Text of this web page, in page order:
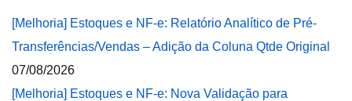
[Melhoria] Estoques e NF-e: Relatório Analítico de Pré-
Transferências/Vendas – Adição da Coluna Qtde Original
07/08/2026
[Melhoria] Estoques e NF-e: Nova Validação para